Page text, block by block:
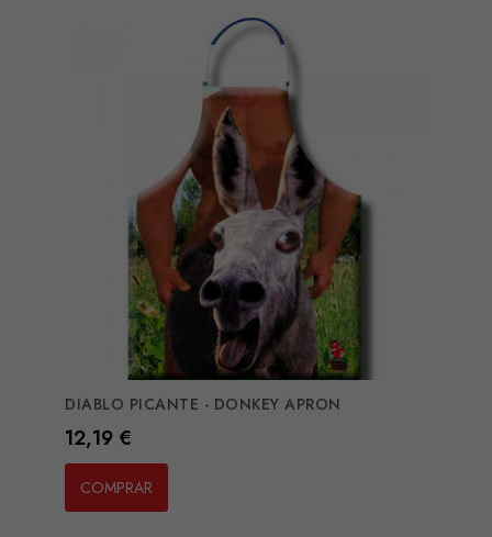
DIABLO PICANTE - DONKEY APRON
Preço
12,19 €
COMPRAR